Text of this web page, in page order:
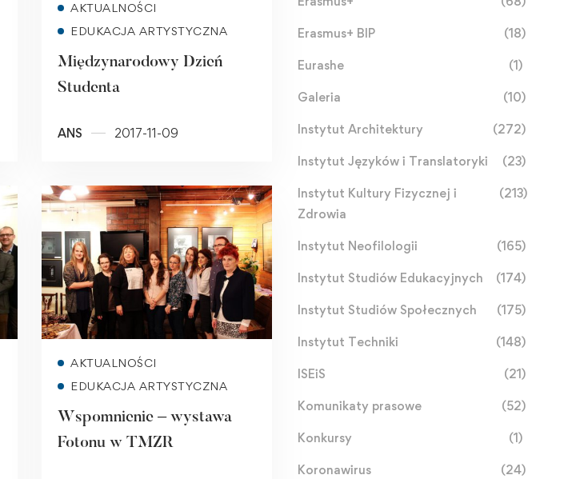
AKTUALNOŚCI
EDUKACJA ARTYSTYCZNA
Międzynarodowy Dzień
Studenta
ANS 2017-11-09
Read more
AKTUALNOŚCI
EDUKACJA ARTYSTYCZNA
Wspomnienie – wystawa
Fotonu w TMZR
Erasmus+ BIP (18)
Eurashe (1)
Galeria (10)
Instytut Architektury (272)
Instytut Języków i Translatoryki (23)
Instytut Kultury Fizycznej i
Zdrowia
(213)
Instytut Neofilologii (165)
Instytut Studiów Edukacyjnych (174)
Instytut Studiów Społecznych (175)
Instytut Techniki (148)
ISEiS (21)
Komunikaty prasowe (52)
Konkursy (1)
Koronawirus (24)